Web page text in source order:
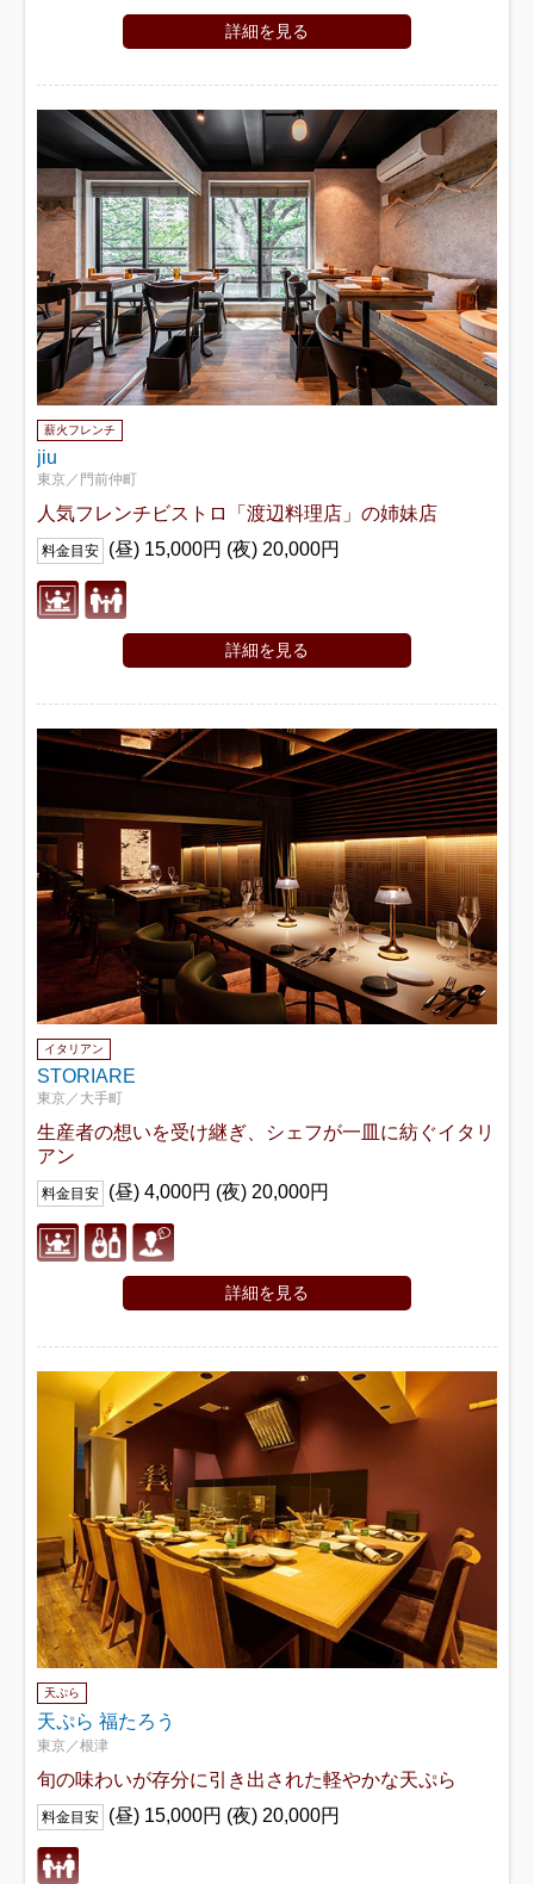
詳細を見る
薪火フレンチ
jiu
東京／門前仲町
人気フレンチビストロ「渡辺料理店」の姉妹店
料金目安 (昼) 15,000円 (夜) 20,000円
詳細を見る
イタリアン
STORIARE
東京／大手町
生産者の想いを受け継ぎ、シェフが一皿に紡ぐイタリ
アン
料金目安 (昼) 4,000円 (夜) 20,000円
詳細を見る
天ぷら
天ぷら 福たろう
東京／根津
旬の味わいが存分に引き出された軽やかな天ぷら
料金目安 (昼) 15,000円 (夜) 20,000円